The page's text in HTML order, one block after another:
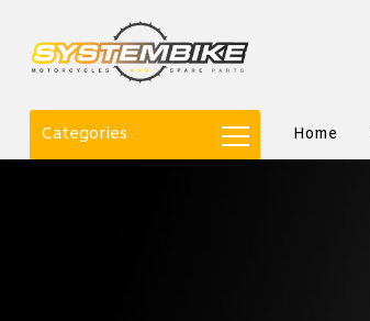
Categories Home